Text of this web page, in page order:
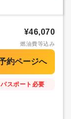
¥46,070
燃油費等込み
パスポート必要